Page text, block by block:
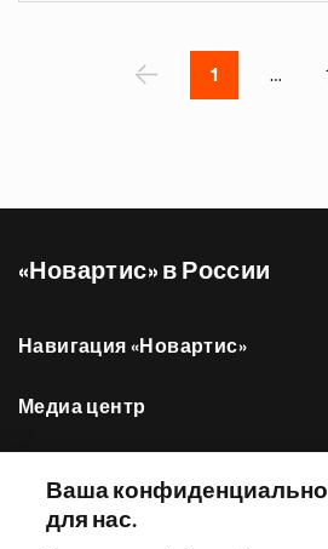
‹ 1 …
«Новартис» в России
Навигация «Новартис»
Медиа центр
Другие сайты «Новартис»
Ваша
для нас.